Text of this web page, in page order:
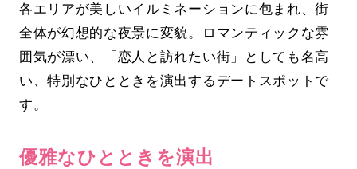
各エリアが美しいイルミネーションに包まれ、街
全体が幻想的な夜景に変貌。ロマンティックな雰
囲気が漂い、「恋人と訪れたい街」としても名高
い、特別なひとときを演出するデートスポットで
す。
優雅なひとときを演出